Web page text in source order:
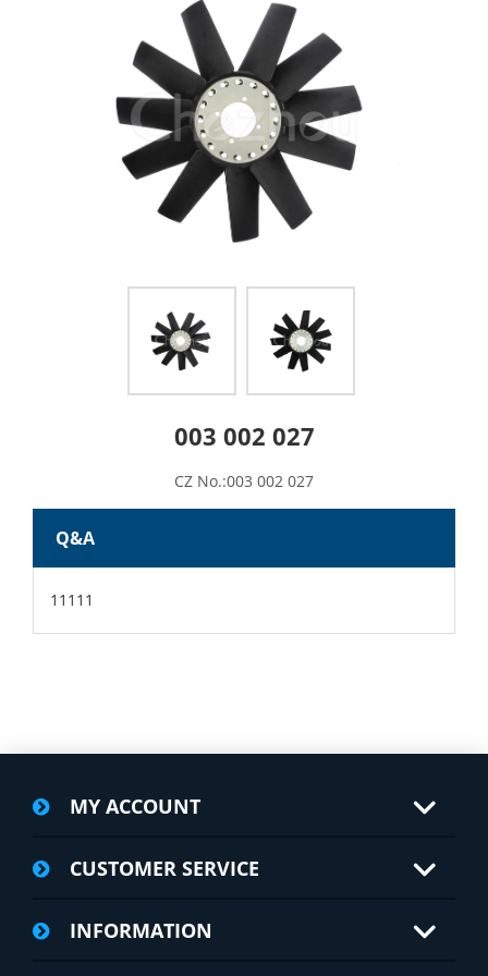
003 002 027
CZ No.:003 002 027
Q&A
11111
MY ACCOUNT
CUSTOMER SERVICE
INFORMATION